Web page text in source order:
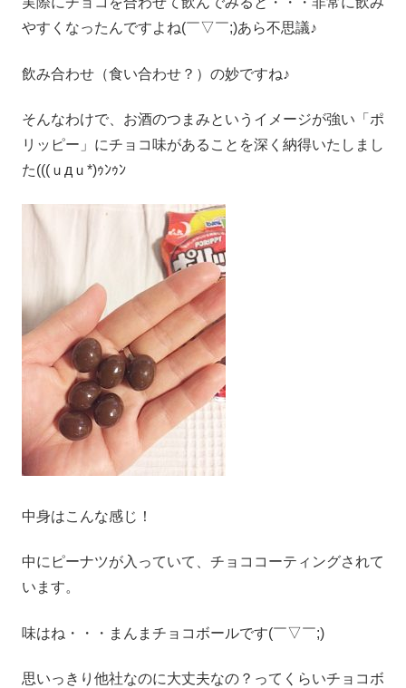
やすくなったんですよね(￣▽￣;)あら不思議♪
飲み合わせ（食い合わせ？）の妙ですね♪
そんなわけで、お酒のつまみというイメージが強い「ポ
リッピー」にチョコ味があることを深く納得いたしまし
た(((ｕдｕ*)ｩﾝｩﾝ
中身はこんな感じ！
中にピーナツが入っていて、チョココーティングされて
います。
味はね・・・まんまチョコボールです(￣▽￣;)
思いっきり他社なのに大丈夫なの？ってくらいチョコボ